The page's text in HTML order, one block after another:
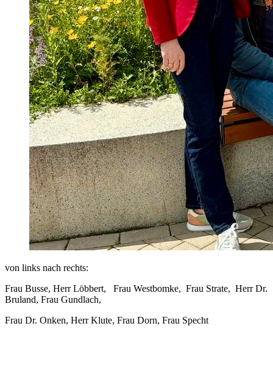
von links nach rechts:
Frau Busse, Herr Löbbert, Frau Westbomke, Frau Strate, Herr Dr.
Bruland, Frau Gundlach,
Frau Dr. Onken, Herr Klute, Frau Dorn, Frau Specht